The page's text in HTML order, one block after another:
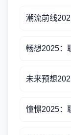
潮流前线
畅想2025：
未来预想
憧憬2025：